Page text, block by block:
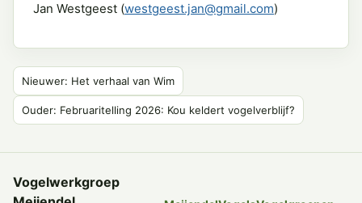
Jan Westgeest (westgeest.jan@gmail.com)
Nieuwer: Het verhaal van Wim
Ouder: Februaritelling 2026: Kou keldert vogelverblijf?
Vogelwerkgroep